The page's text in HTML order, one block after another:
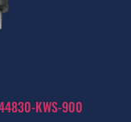
44830-KWS-900